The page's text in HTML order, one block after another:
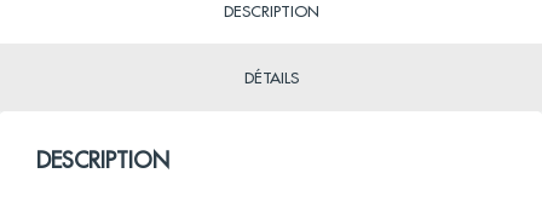
DESCRIPTION
DÉTAILS
DESCRIPTION